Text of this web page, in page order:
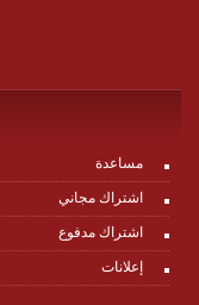
مساعدة
اشتراك مجاني
اشتراك مدفوع
إعلانات